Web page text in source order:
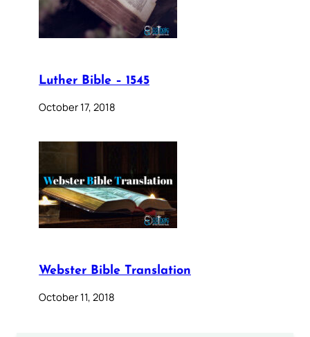
Luther Bible – 1545
October 17, 2018
Webster Bible Translation
October 11, 2018